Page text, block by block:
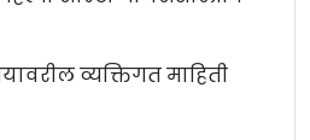
व्यक्तिगत माहिती